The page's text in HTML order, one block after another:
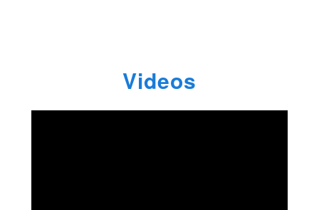
Videos